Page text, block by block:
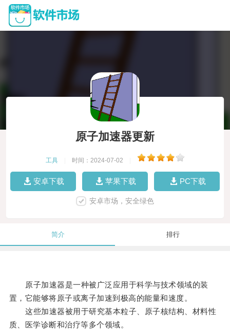
原子加速器更新
工具 时间：2024-07-02
安卓下载 苹果下载 PC下载
安卓市场，安全绿色
简介 排行
原子加速器是一种被广泛应用于科学与技术领域的装
置，它能够将原子或离子加速到极高的能量和速度。
这些加速器被用于研究基本粒子、原子核结构、材料性
质、医学诊断和治疗等多个领域。